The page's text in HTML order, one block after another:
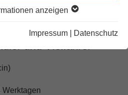
anzeigen
Impressum Datenschutz
und Vielfahrer
Werktagen